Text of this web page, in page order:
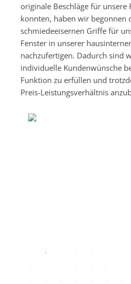
originale Beschläge für unsere
konnten, haben wir begonnen
schmiedeeisernen Griffe für
Fenster in unserer
nachzufertigen. Dadurch sind
individuelle Kundenwünsche
Funktion zu erfüllen und
Preis-Leistungsverhältnis